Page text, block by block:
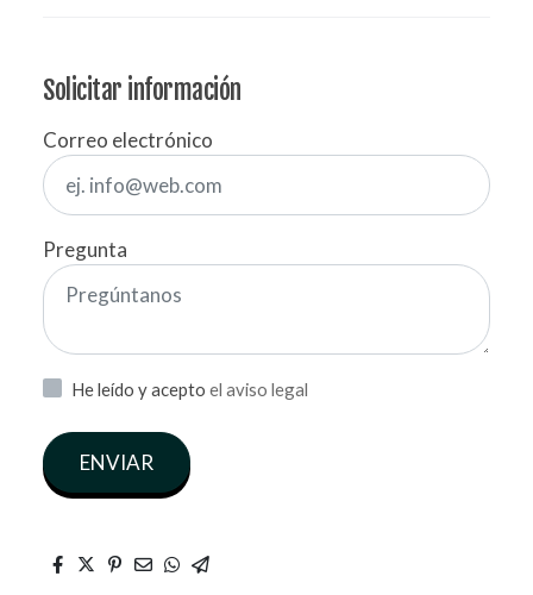
Solicitar información
Correo electrónico
Pregunta
He leído y acepto el aviso legal
ENVIAR